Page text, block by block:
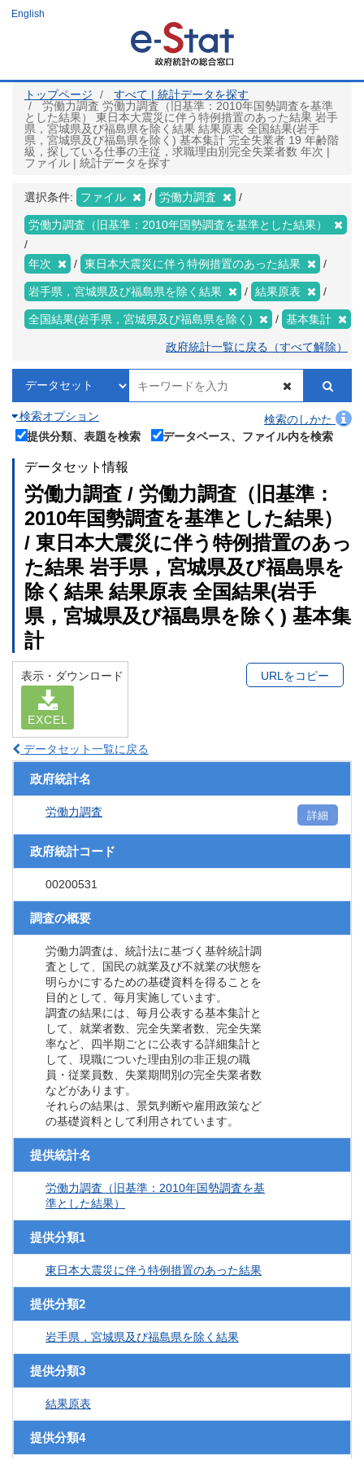
ツ
English
トップページ
すべて | 統計データを探す
労働力調査 労働力調査（旧基準：2010年国勢調査を基準
とした結果） 東日本大震災に伴う特例措置のあった結果 岩手
県，宮城県及び福島県を除く結果 結果原表 全国結果(岩手
県，宮城県及び福島県を除く) 基本集計 完全失業者 19 年齢階
級，探している仕事の主従，求職理由別完全失業者数 年次 |
ファイル | 統計データを探す
選択条件: ファイル 労働力調査
労働力調査（旧基準：2010年国勢調査を基準とした結果）
年次 東日本大震災に伴う特例措置のあった結果
岩手県，宮城県及び福島県を除く結果 結果原表
全国結果(岩手県，宮城県及び福島県を除く) 基本集計
政府統計一覧に戻る（すべて解除）
検索オプション
検索のしかた
提供分類、表題を検索
データベース、ファイル内を検索
データセット情報
労働力調査 / 労働力調査（旧基準：
2010年国勢調査を基準とした結果）
/ 東日本大震災に伴う特例措置のあっ
た結果 岩手県，宮城県及び福島県を
除く結果 結果原表 全国結果(岩手
県，宮城県及び福島県を除く) 基本集
計
表示・ダウンロード
EXCEL
URLをコピー
データセット一覧に戻る
政府統計名
労働力調査 詳細
政府統計コード
00200531
調査の概要
労働力調査は、統計法に基づく基幹統計調
査として、国民の就業及び不就業の状態を
明らかにするための基礎資料を得ることを
目的として、毎月実施しています。
調査の結果には、毎月公表する基本集計と
して、就業者数、完全失業者数、完全失業
率など、四半期ごとに公表する詳細集計と
して、現職についた理由別の非正規の職
員・従業員数、失業期間別の完全失業者数
などがあります。
それらの結果は、景気判断や雇用政策など
の基礎資料として利用されています。
提供統計名
労働力調査（旧基準：2010年国勢調査を基
準とした結果）
提供分類1
東日本大震災に伴う特例措置のあった結果
提供分類2
岩手県，宮城県及び福島県を除く結果
提供分類3
結果原表
提供分類4